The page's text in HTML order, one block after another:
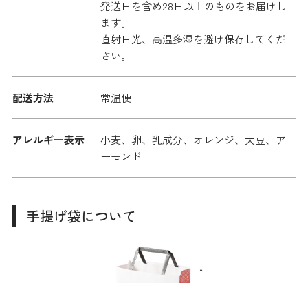
発送日を含め28日以上のものをお届けし
ます。
直射日光、高温多湿を避け保存してくだ
さい。
配送方法 常温便
アレルギー表示
小麦、卵、乳成分、オレンジ、大豆、ア
ーモンド
手提げ袋について